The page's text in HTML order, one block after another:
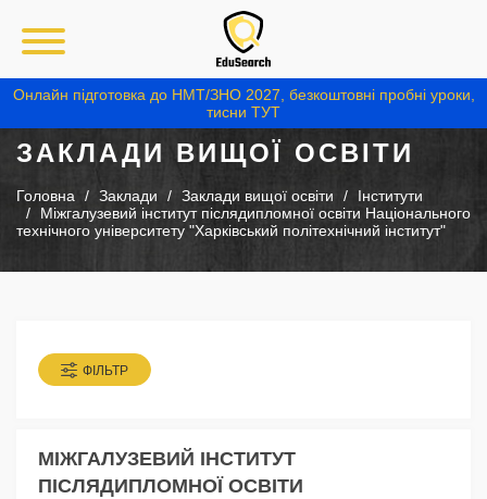
Онлайн підготовка до НМТ/ЗНО 2027, безкоштовні пробні уроки,
тисни ТУТ
ЗАКЛАДИ ВИЩОЇ ОСВІТИ
Головна Заклади Заклади вищої освіти
Інститути
Міжгалузевий інститут післядипломної освіти Національного
технічного університету "Харківський політехнічний інститут"
ФІЛЬТР
МІЖГАЛУЗЕВИЙ ІНСТИТУТ
ПІСЛЯДИПЛОМНОЇ ОСВІТИ